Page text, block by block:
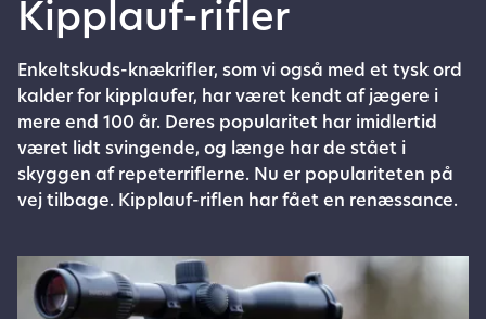
Kipplauf-rifler
Enkeltskuds-knækrifler, som vi også med et tysk ord
kalder for kipplaufer, har været kendt af jægere i
mere end 100 år. Deres popularitet har imidlertid
været lidt svingende, og længe har de stået i
skyggen af repeterriflerne. Nu er populariteten på
vej tilbage. Kipplauf-riflen har fået en renæssance.